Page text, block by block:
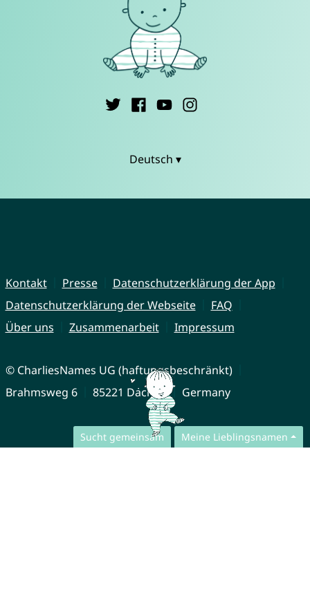
Sucht gemeinsam Meine Lieblingsnamen
Deutsch ▾
Kontakt Presse
Datenschutzerklärung der App
Datenschutzerklärung der Webseite
FAQ
Über uns
Zusammenarbeit Impressum
© CharliesNames UG (haftungsbeschränkt)
Brahmsweg 6
85221 Dachau Germany